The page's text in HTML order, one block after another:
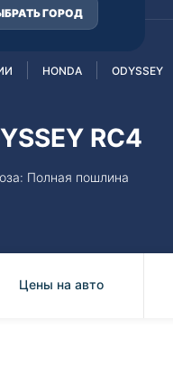
ГОРОД
HONDA ODYSSEY
RC4
Полная пошлина
Цены на авто